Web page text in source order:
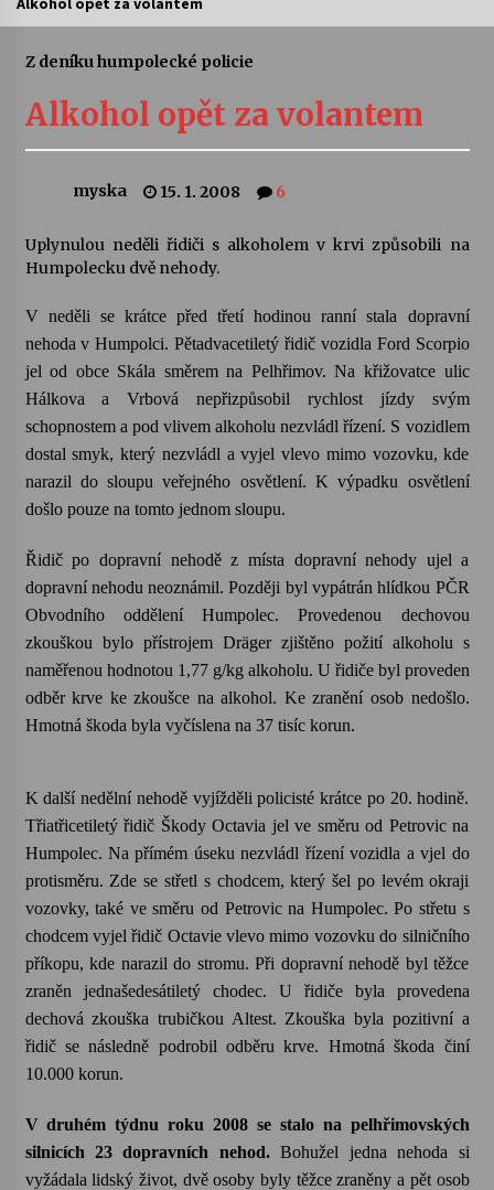
Sukuba Ensemble
Vernisáž výstavy Josefíny Duškové: Stávám se
kapkou
30. 7. 2026
Veselí muzikanti
30. 7. 2026
Pozvánka na integrační festival Quijotova
šedesátka: 28. 7.–1. 8. 2026
28. 7. 2026
Jenakaši
28. 7. 2026
23. 7. 2026
Letní koncerty ve Stromovce: Rufus Miller
22. 7. 2026
14. 7. 2026
Za kulturou kousek za Humpolec. V Želivě ožije
odkaz Josefa Čapka
13. 7. 2026
Varhanní recitál Michala Novenka v Klášteře
Želiv
Petr Adamec – Malovaný svět
Z deníku humpolecké policie
Alkohol opět za volantem
myska 15. 1. 2008 6
Uplynulou neděli řidiči s alkoholem v krvi způsobili na
Humpolecku dvě nehody.
V neděli se krátce před třetí hodinou ranní stala dopravní
nehoda v Humpolci. Pětadvacetiletý řidič vozidla Ford Scorpio
jel od obce Skála směrem na Pelhřimov. Na křižovatce ulic
Hálkova a Vrbová nepřizpůsobil rychlost jízdy svým
schopnostem a pod vlivem alkoholu nezvládl řízení. S vozidlem
dostal smyk, který nezvládl a vyjel vlevo mimo vozovku, kde
narazil do sloupu veřejného osvětlení. K výpadku osvětlení
došlo pouze na tomto jednom sloupu.
Řidič po dopravní nehodě z místa dopravní nehody ujel a
dopravní nehodu neoznámil. Později byl vypátrán hlídkou PČR
Obvodního oddělení Humpolec. Provedenou dechovou
zkouškou bylo přístrojem Dräger zjištěno požití alkoholu s
naměřenou hodnotou 1,77 g/kg alkoholu. U řidiče byl proveden
odběr krve ke zkoušce na alkohol. Ke zranění osob nedošlo.
Hmotná škoda byla vyčíslena na 37 tisíc korun.
K další nedělní nehodě vyjížděli policisté krátce po 20. hodině.
Třiatřicetiletý řidič Škody Octavia jel ve směru od Petrovic na
Humpolec. Na přímém úseku nezvládl řízení vozidla a vjel do
protisměru. Zde se střetl s chodcem, který šel po levém okraji
vozovky, také ve směru od Petrovic na Humpolec. Po střetu s
chodcem vyjel řidič Octavie vlevo mimo vozovku do silničního
příkopu, kde narazil do stromu. Při dopravní nehodě byl těžce
zraněn jednašedesátiletý chodec. U řidiče byla provedena
dechová zkouška trubičkou Altest. Zkouška byla pozitivní a
řidič se následně podrobil odběru krve. Hmotná škoda činí
10.000 korun.
V druhém týdnu roku 2008 se stalo na pelhřimovských
silnicích 23 dopravních nehod.Bohužel jedna nehoda si
vyžádala lidský život, dvě osoby byly těžce zraněny a pět osob